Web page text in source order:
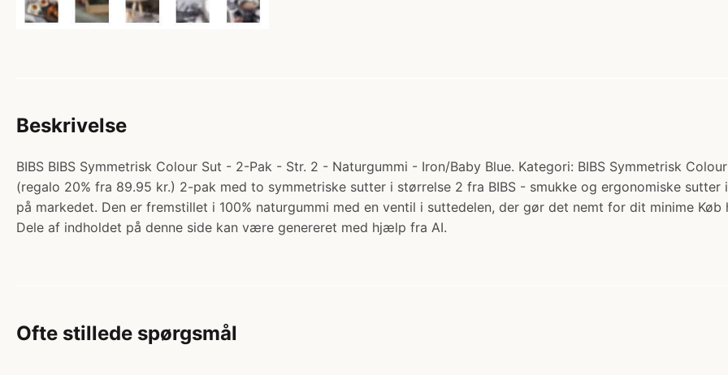
Beskrivelse
BIBS BIBS Symmetrisk Colour Sut - 2-Pak - Str. 2 - Naturgummi - Iron/Baby Blue. Kategori: BIBS Symmetrisk
(regalo 20% fra 89.95 kr.) 2-pak med to symmetriske sutter i størrelse 2 fra BIBS - smukke og ergonomiske
på markedet. Den er fremstillet i 100% naturgummi med en ventil i suttedelen, der gør det nemt for dit minime Køb
Dele af indholdet på denne side kan være genereret med hjælp fra AI.
Ofte stillede spørgsmål